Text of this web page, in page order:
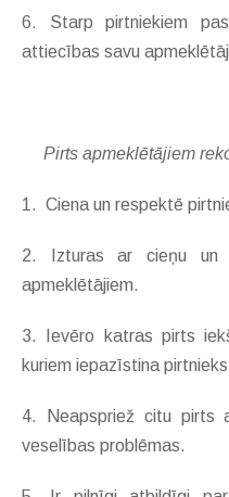
6. Starp pirtniekiem
attiecības savu
Pirts apmeklētājiem
1. Ciena un respektē
2. Izturas ar cieņu un
apmeklētājiem.
3. Ievēro katras pirts
kuriem iepazīstina
4. Neapspriež citu pirts
veselības problēmas.